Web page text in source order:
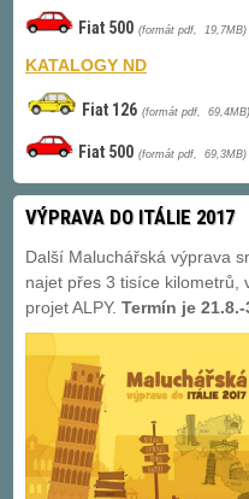
Fiat 500 (formát pdf, 19,7MB)
KATALOGY ND
Fiat 126 (formát pdf, 69,4MB)
Fiat 500 (formát pdf, 69,3MB)
VÝPRAVA DO ITÁLIE 2017
Další Maluchářská výprava
najet přes 3 tisíce kilometrů,
projet ALPY. Termín je 21.8.-